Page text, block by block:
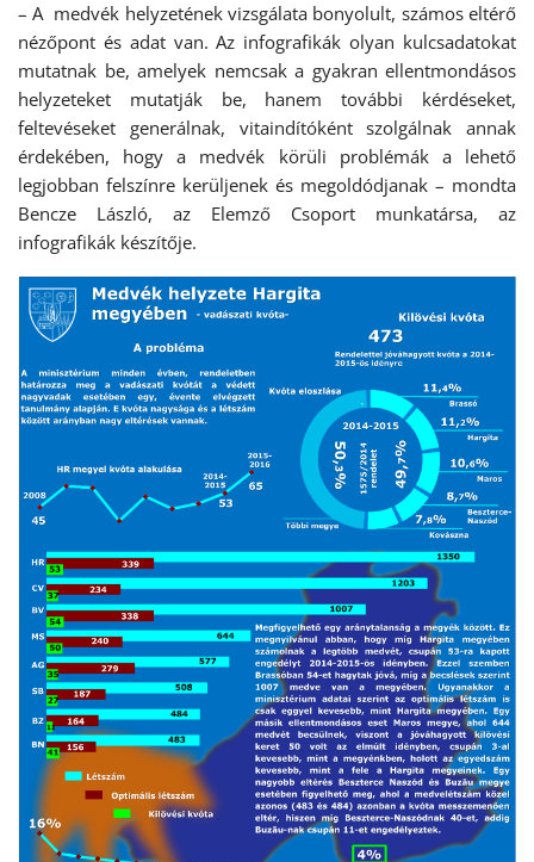
– A medvék helyzetének vizsgálata bonyolult, számos eltérő
nézőpont és adat van. Az infografikák olyan kulcsadatokat
mutatnak be, amelyek nemcsak a gyakran ellentmondásos
helyzeteket mutatják be, hanem további kérdéseket,
feltevéseket generálnak, vitaindítóként szolgálnak annak
érdekében, hogy a medvék körüli problémák a lehető
legjobban felszínre kerüljenek és megoldódjanak – mondta
Bencze László, az Elemző Csoport munkatársa, az
infografikák készítője.